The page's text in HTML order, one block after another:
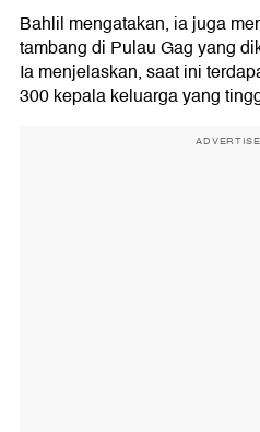
Bahlil mengatakan, ia juga
tambang di Pulau Gag yang
Ia menjelaskan, saat ini
300 kepala keluarga yang